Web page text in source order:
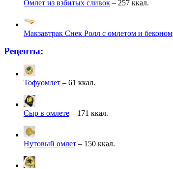
Омлет из взбитых сливок – 257 ккал.
Макзавтрак Снек Ролл с омлетом и беконом
Рецепты:
Тофуомлет – 61 ккал.
Сыр в омлете – 171 ккал.
Нутовый омлет – 150 ккал.